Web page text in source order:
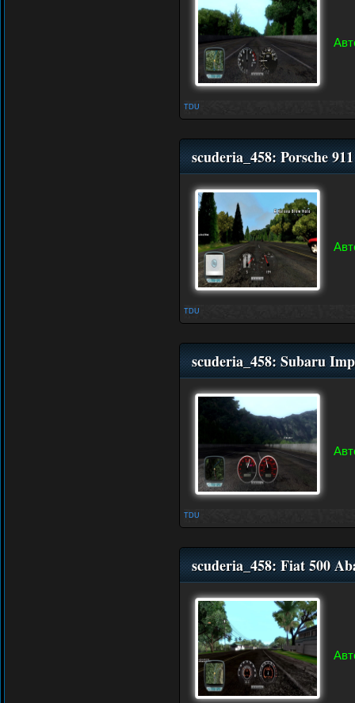
TDU
scuderia_458: Porsche
TDU
scuderia_458: Subaru
TDU
scuderia_458: Fiat 500